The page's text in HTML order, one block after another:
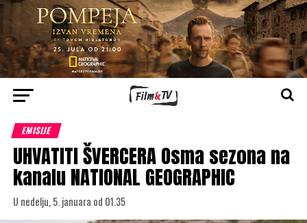
EMISIJE
UHVATITI ŠVERCERA Osma sezona na
kanalu NATIONAL GEOGRAPHIC
U nedelju, 5. januara od 01.35